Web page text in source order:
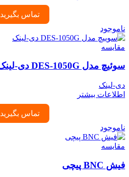
تماس بگیرید
ناموجود
مقایسه
سوئیچ مدل DES-1050G دی-لینک
دی-لینک
اطلاعات بیشتر
تماس بگیرید
ناموجود
مقایسه
فیش BNC پیچی